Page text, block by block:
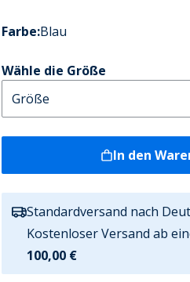
Farbe:Blau
Wähle die Größe
In den
Standardversand nach
Kostenloser Versand ab
100,00 €